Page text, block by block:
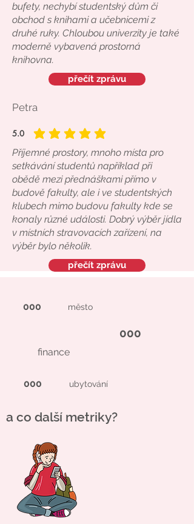
bufety, nechybí studentský dům či
obchod s knihami a učebnicemi z
druhé ruky. Chloubou univerzity je také
moderně vybavená prostorná
knihovna.
přečít zprávu
Petra
5.0
average rating is 5 out of 5
Příjemné prostory, mnoho místa pro
setkávání studentů například při
obědě mezi přednáškami přímo v
budově fakulty, ale i ve studentských
klubech mimo budovu fakulty kde se
konaly různé události. Dobrý výběr jídla
v místních stravovacích zařízení, na
výběr bylo několik.
přečít zprávu
000 město
000
finance
000 ubytování
a co další metriky?